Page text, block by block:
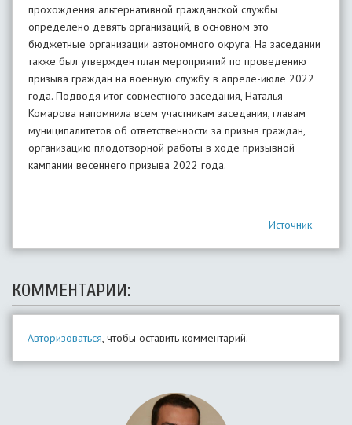
прохождения альтернативной гражданской службы
определено девять организаций, в основном это
бюджетные организации автономного округа. На заседании
также был утвержден план мероприятий по проведению
призыва граждан на военную службу в апреле-июле 2022
года. Подводя итог совместного заседания, Наталья
Комарова напомнила всем участникам заседания, главам
муниципалитетов об ответственности за призыв граждан,
организацию плодотворной работы в ходе призывной
кампании весеннего призыва 2022 года.
Источник
КОММЕНТАРИИ:
Авторизоваться, чтобы оставить комментарий.